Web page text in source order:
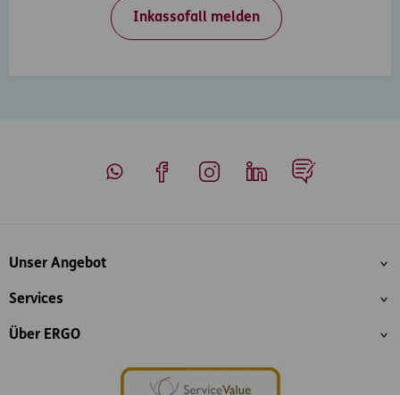
Inkassofall melden
Inhaltsübersicht
Unser Angebot
Services
Über ERGO